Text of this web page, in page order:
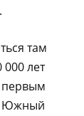
там
000 лет
первым
Южный